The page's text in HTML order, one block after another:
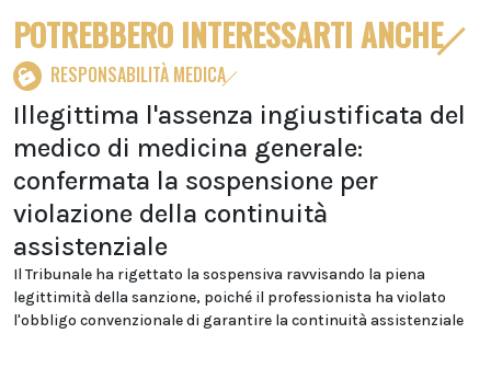
POTREBBERO INTERESSARTI ANCHE
RESPONSABILITÀ MEDICA
Illegittima l'assenza ingiustificata del
medico di medicina generale:
confermata la sospensione per
violazione della continuità
assistenziale
Il Tribunale ha rigettato la sospensiva ravvisando la piena
legittimità della sanzione, poiché il professionista ha violato
l'obbligo convenzionale di garantire la continuità assistenziale